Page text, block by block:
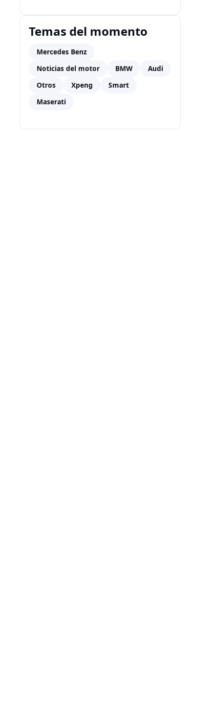
Temas del momento
Mercedes Benz
Noticias del motor
BMW
Audi
Otros
Xpeng
Smart
Maserati